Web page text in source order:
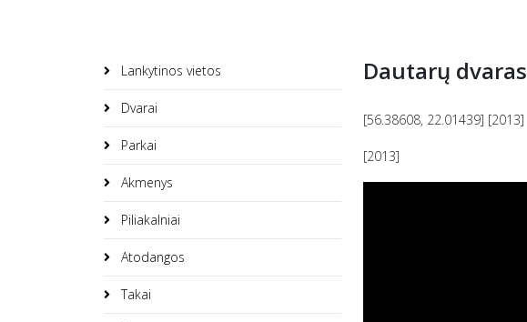
Lankytinos vietos
Dvarai
Parkai
Akmenys
Piliakalniai
Atodangos
Takai
Dautarų dvaras
[56.38608, 22.01439] [2013]
[2013]